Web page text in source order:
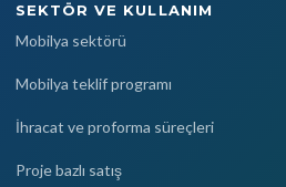
SEKTÖR VE KULLANIM
Mobilya sektörü
Mobilya teklif programı
İhracat ve proforma süreçleri
Proje bazlı satış